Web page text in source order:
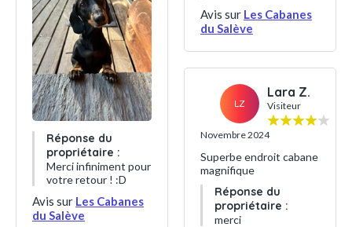
Réponse du
propriétaire :
Merci infiniment pour
votre retour ! :D
Avis sur Les Cabanes
du Salève
Avis sur Les Cabanes
du Salève
LZ
Lara Z.
Visiteur
Novembre 2024
Superbe endroit cabane
magnifique
Réponse du
propriétaire :
merci